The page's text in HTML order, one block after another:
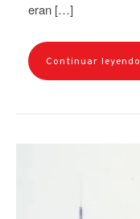
eran […]
Continuar leyendo